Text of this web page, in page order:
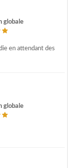
globale
en attendant des
globale